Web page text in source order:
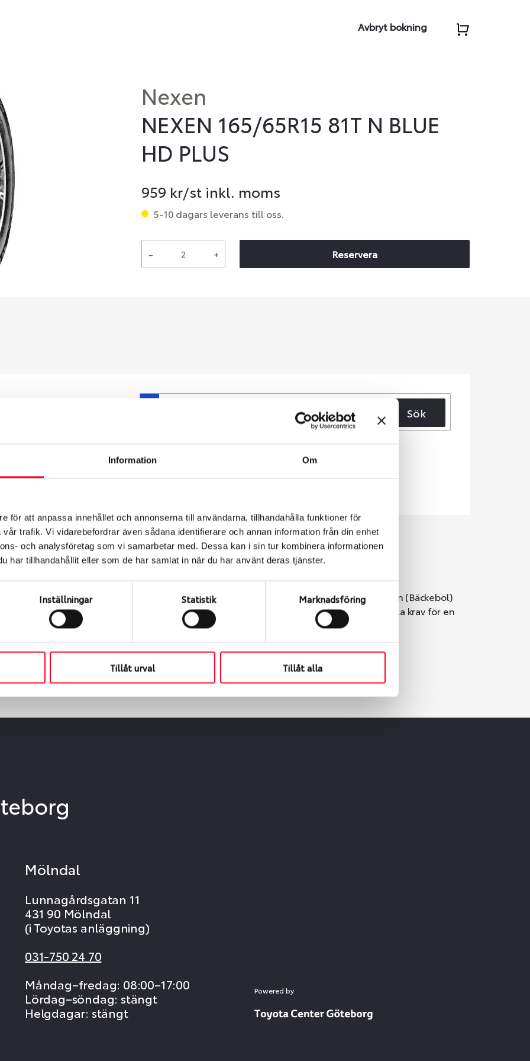
Information Om
för att anpassa innehållet och annonserna till användarna, tillhandahålla funktioner för
trafik. Vi vidarebefordrar även sådana identifierare och annan information från din enhet
och analysföretag som vi samarbetar med. Dessa kan i sin tur kombinera informationen
har tillhandahållit eller som de har samlat in när du har använt deras tjänster.
Inställningar Statistik Marknadsföring
Tillåt urval Tillåt alla
Avbryt bokning
Nexen
NEXEN 165/65R15 81T N BLUE
HD PLUS
959 kr/st inkl. moms
5-10 dagars leverans till oss.
- + Reservera
däck du valt passar din
på dina befintliga
och fälg har samma
under årens lopp och inte
fabrik.
Sök
levereras de direkt till någon av våra däckverkstäder i Göteborg. Välj mellan Hisingen (Bäckebol)
tid för upphämtning eller service. När vi byter dina däck ser vi till att de uppfyller alla krav för en
Mölndal
Lunnagårdsgatan 11
431 90 Mölndal
(i Toyotas anläggning)
031-750 24 70
Måndag–fredag: 08:00–17:00
Lördag–söndag: stängt
Helgdagar: stängt
Powered by